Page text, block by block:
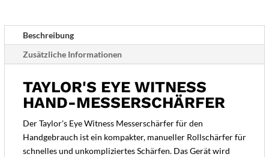
Beschreibung
Zusätzliche Informationen
TAYLOR'S EYE WITNESS
HAND-MESSERSCHÄRFER
Der Taylor's Eye Witness Messerschärfer für den
Handgebrauch ist ein kompakter, manueller Rollschärfer für
schnelles und unkompliziertes Schärfen. Das Gerät wird